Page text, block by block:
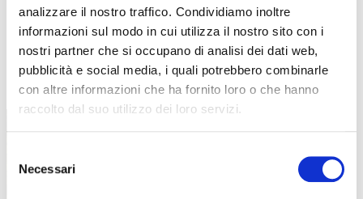
analizzare il nostro traffico. Condividiamo inoltre
informazioni sul modo in cui utilizza il nostro sito con i
nostri partner che si occupano di analisi dei dati web,
pubblicità e social media, i quali potrebbero combinarle
con altre informazioni che ha fornito loro o che hanno
raccolto dal suo utilizzo dei loro servizi.
delNecessari
TUTTE LE CATEGORIE DEL MAGAZINE